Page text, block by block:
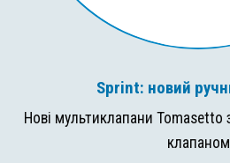
Sprint: новий
Нові мультиклапани
клапаном